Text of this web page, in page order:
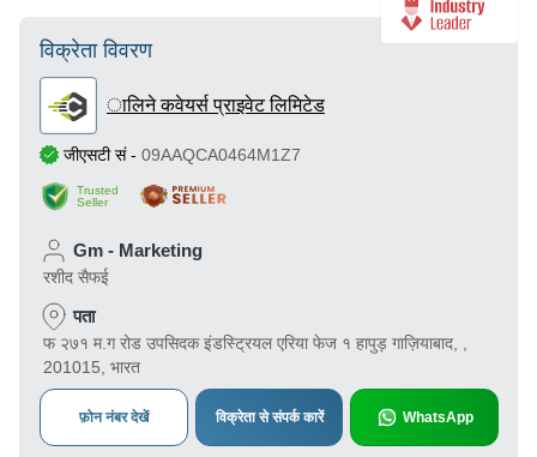
विक्रेता विवरण
ालिने कवेयर्स प्राइवेट लिमिटेड
जीएसटी सं- 09AAQCA0464M1Z7
Trusted
Seller
Gm - Marketing
रशीद सैफई
पता
फ २७१ म.ग रोड उपसिदक इंडस्ट्रियल एरिया फेज १ हापुड़ गाज़ियाबाद, ,
201015, भारत
फ़ोन नंबर देखें विक्रेता से संपर्क कारें WhatsApp